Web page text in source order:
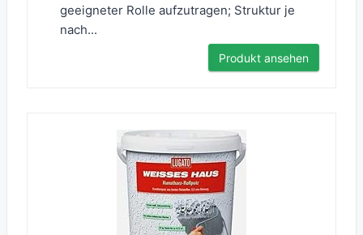
geeigneter Rolle aufzutragen; Struktur je
nach...
Produkt ansehen